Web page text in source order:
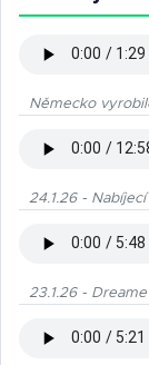
Německo
24.1.26 -
23.1.26 -